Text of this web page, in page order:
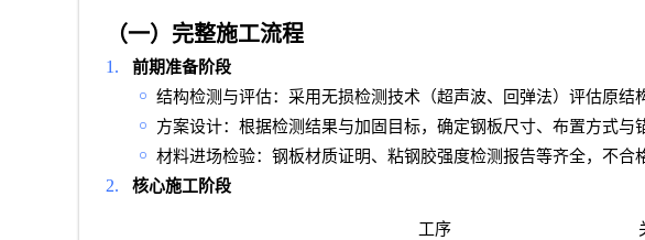
（一）完整施工流程
1. 前期准备阶段
￮ 结构检测与评估：采用无损检测技术（超声波、回弹法）评估原结
￮
方案设计：根据检测结果与加固目标，确定钢板尺寸、布置方式与
￮ 材料进场检验：钢板材质证明、粘钢胶强度检测报告等齐全，不合
2. 核心施工阶段
工序